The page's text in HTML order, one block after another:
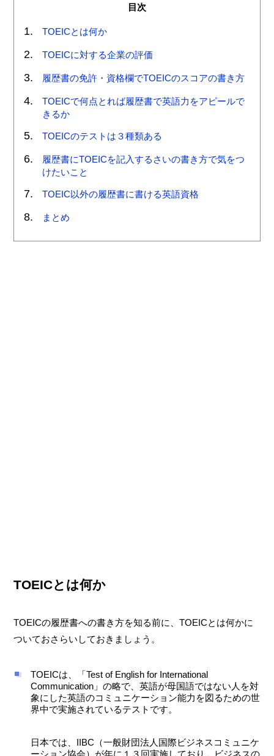
目次
TOEICとは何か
TOEICに対する企業の評価
履歴書の免許・資格欄でTOEICのスコアの書き方
TOEICで何点とれば履歴書で英語力をアピールで
きるか
TOEICのテストは３種類ある
履歴書にTOEICを記入するさいの書き方で気をつ
けたいこと
TOEIC以外の履歴書に書ける英語資格
まとめ
TOEICとは何か
TOEICの履歴書への書き方を知る前に、TOEICとは何かに
ついておさらいしておきましょう。
TOEICは、「Test of English for International
Communication」の略で、英語が母国語ではない人を対
象にした英語のコミュニケーション能力を図るための世
界中で実施されているテストです。
日本では、IIBC（一般財団法人国際ビジネスコミュニケ
ーション協会）が年に１３回実施しており、ビジネスの